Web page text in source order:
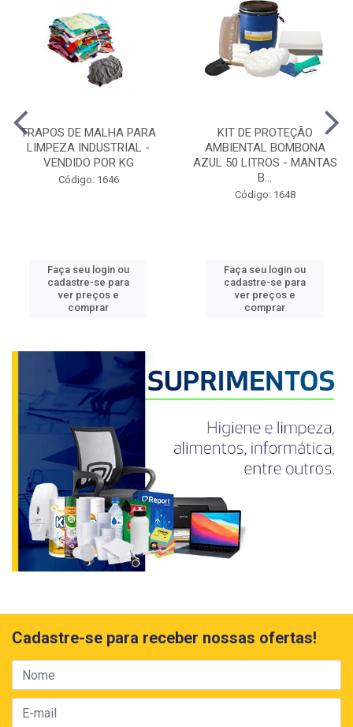
TRAPOS DE MALHA PARA
LIMPEZA INDUSTRIAL -
VENDIDO POR KG
Código: 1646
Faça seu login ou
cadastre-se para
ver preços e
comprar
KIT DE PROTEÇÃO
AMBIENTAL BOMBONA
AZUL 50 LITROS - MANTAS
B...
Código: 1648
Faça seu login ou
cadastre-se para
ver preços e
comprar
Cadastre-se para receber nossas ofertas!